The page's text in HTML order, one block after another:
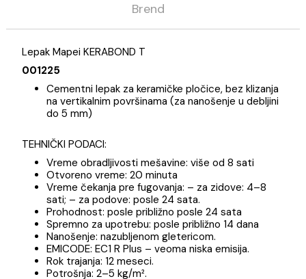
Specifikacija
001225
Cementni lepak za keramičke pločice, bez
na vertikalnim površinama (za nanošenje u
do 5 mm)
TEHNIČKI PODACI:
Vreme obradljivosti mešavine: više od 8 sati
Otvoreno vreme: 20 minuta